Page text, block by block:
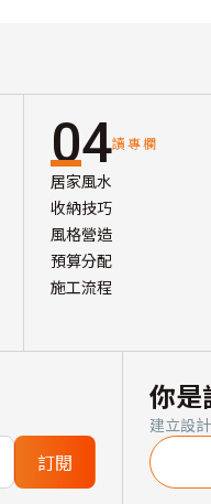
04讀專欄
居家風水
收納技巧
風格營造
預算分配
施工流程
訂閱
你是
建立設